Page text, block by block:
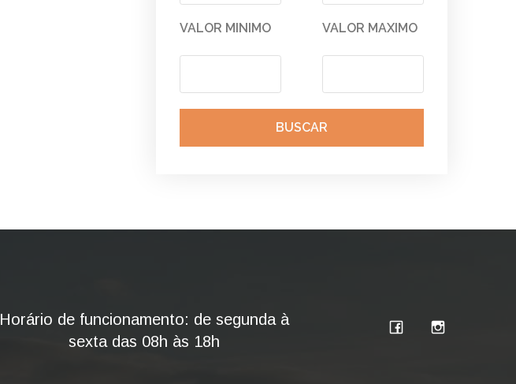
VALOR MINIMO VALOR MAXIMO
BUSCAR
Horário de funcionamento: de segunda à
sexta das 08h às 18h